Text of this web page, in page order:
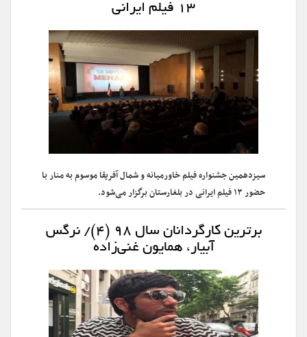
۱۳ فیلم ایرانی
سیزدهمین جشنواره فیلم خاورمیانه و شمال آفریقا موسوم به منار با
حضور ۱۳ فیلم ایرانی در بلغارستان برگزار می‌شود.
برترین کارگردانان سال ۹۸ (۴)/ نرگس
آبیار، همایون غنی‌زاده